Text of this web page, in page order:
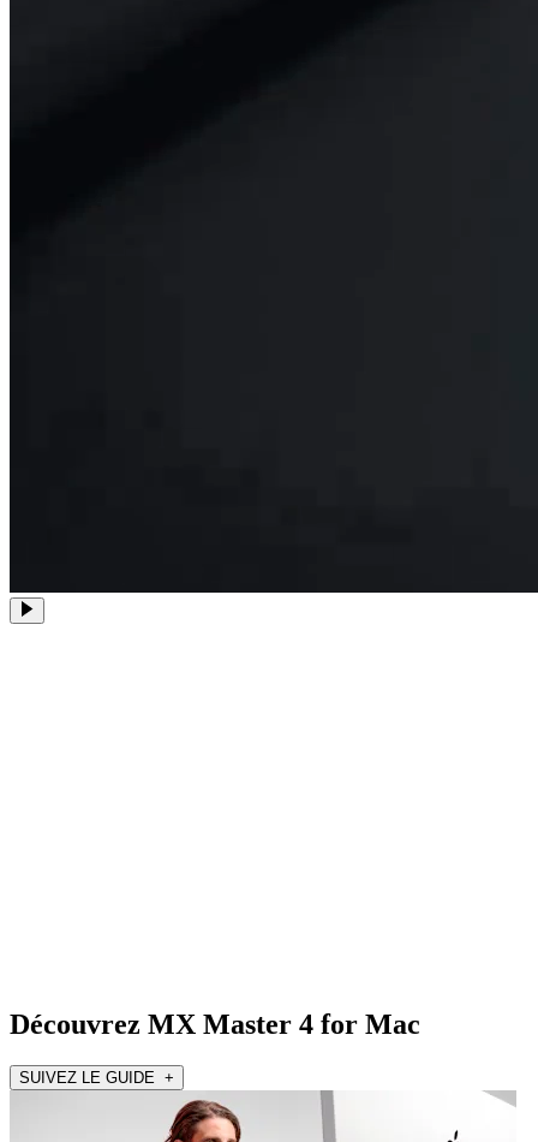
Découvrez MX Master 4 for Mac
SUIVEZ LE GUIDE +